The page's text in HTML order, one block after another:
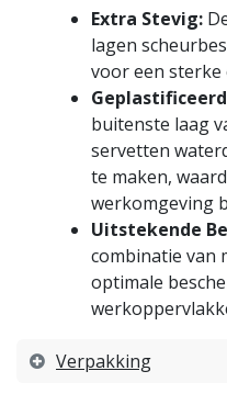
Extra Stevig:
lagen
voor een sterke
buitenste laag
servetten
te maken,
werkomgeving
Uitstekende
combinatie van
optimale
Verpakking